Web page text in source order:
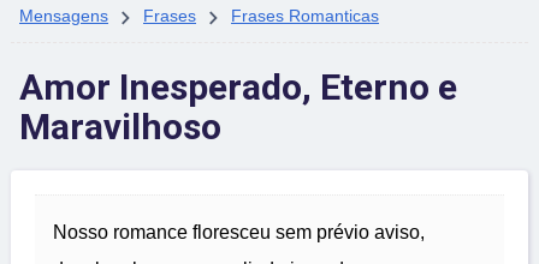
Mensagens  Frases  Frases Romanticas
Amor Inesperado, Eterno e
Maravilhoso
Nosso romance floresceu sem prévio aviso,